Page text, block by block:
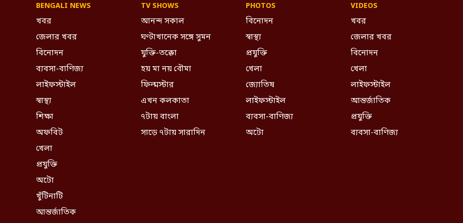
BENGALI NEWS
খবর
জেলার খবর
বিনোদন
ব্যবসা-বাণিজ্য
লাইফস্টাইল
স্বাস্থ্য
শিক্ষা
অফবিট
খেলা
প্রযুক্তি
অটো
খুঁটিনাটি
আন্তর্জাতিক
TV SHOWS
আনন্দ সকাল
ঘণ্টাখানেক সঙ্গে সুমন
যুক্তি-তক্কো
হয় মা নয় বৌমা
ফিল্মস্টার
এখন কলকাতা
৭টায় বাংলা
সাড়ে ৭টায় সারাদিন
PHOTOS
বিনোদন
স্বাস্থ্য
প্রযুক্তি
খেলা
জ্যোতিষ
লাইফস্টাইল
ব্যবসা-বাণিজ্য
অটো
VIDEOS
খবর
জেলার খবর
বিনোদন
খেলা
লাইফস্টাইল
আন্তর্জাতিক
প্রযুক্তি
ব্যবসা-বাণিজ্য